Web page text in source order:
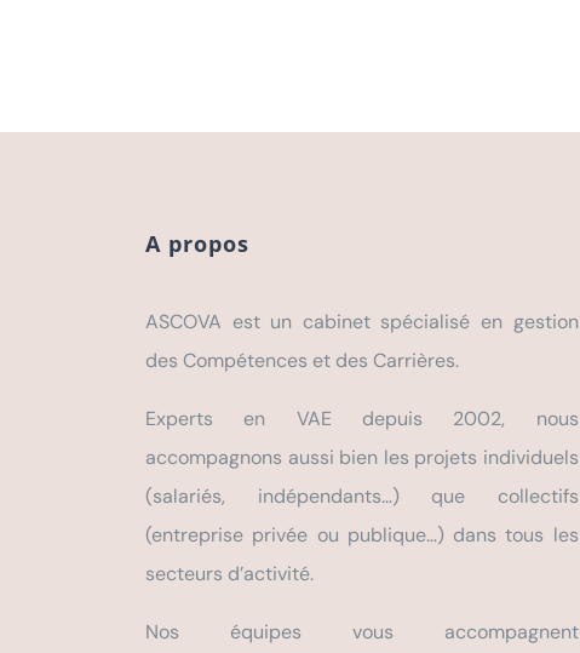
A propos
ASCOVA est un cabinet spécialisé en gestion
des Compétences et des Carrières.
Experts en VAE depuis 2002, nous
accompagnons aussi bien les projets individuels
(salariés, indépendants…) que collectifs
(entreprise privée ou publique…) dans tous les
secteurs d’activité.
Nos équipes vous accompagnent